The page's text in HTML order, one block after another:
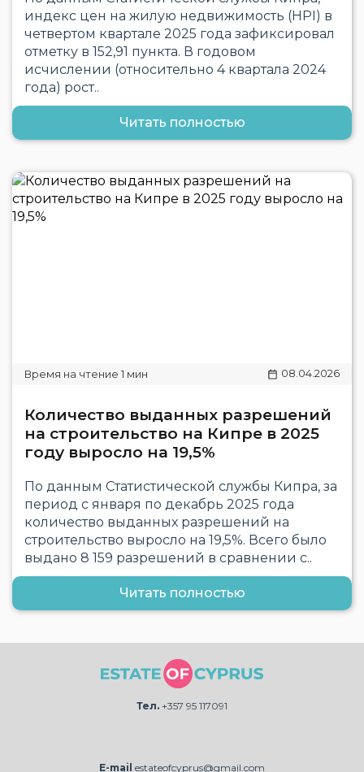
индекс цен на жилую недвижимость (HPI) в
четвертом квартале 2025 года зафиксировал
отметку в 152,91 пункта. В годовом
исчислении (относительно 4 квартала 2024
года) рост..
Читать полностью
08.04.2026
Количество выданных разрешений
на строительство на Кипре в 2025
году выросло на 19,5%
По данным Статистической службы Кипра, за
период с января по декабрь 2025 года
количество выданных разрешений на
строительство выросло на 19,5%. Всего было
выдано 8 159 разрешений в сравнении с..
Читать полностью
Тел. +357 95 117091
E-mail estateofcyprus@gmail.com